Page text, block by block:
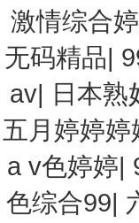
激情综合
无码精品|
av| 日本熟
五月婷婷婷
a v色婷婷|
色综合99|